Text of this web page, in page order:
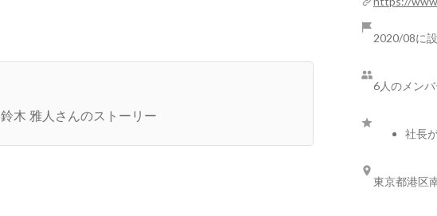
目指してWantedlyアカウントを開設しました！（1
ヶ月程前にですが...！）
鈴木 雅人さんのストーリー
2020/08に
6人のメンバ
社長
東京都港区